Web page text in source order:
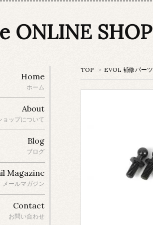
ONLINE SHOP
TOP > EVOL 補修パーツ
Home
ホーム
About
ョップについて
Blog
ブログ
Magazine
メールマガジン
Contact
お問い合わせ